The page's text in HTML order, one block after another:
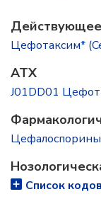
Цефотаксим*
ATX
J01DD01
Цефалоспорины
Список